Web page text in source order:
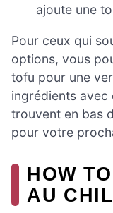
ajoute une
Pour ceux qui
options, vous
tofu pour une
ingrédients avec
trouvent en bas
pour votre
HOW
AU